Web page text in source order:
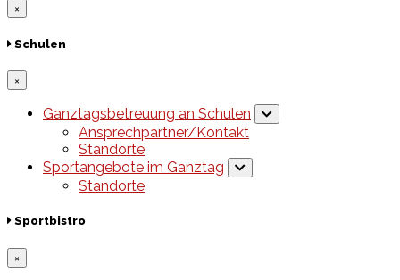
×
Schulen
×
Ganztagsbetreuung an Schulen
Ansprechpartner/Kontakt
Standorte
Sportangebote im Ganztag
Standorte
Sportbistro
×